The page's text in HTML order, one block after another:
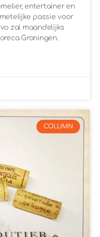
entertainer en
passie voor
zal maandelijks
Groningen.
COLUMN